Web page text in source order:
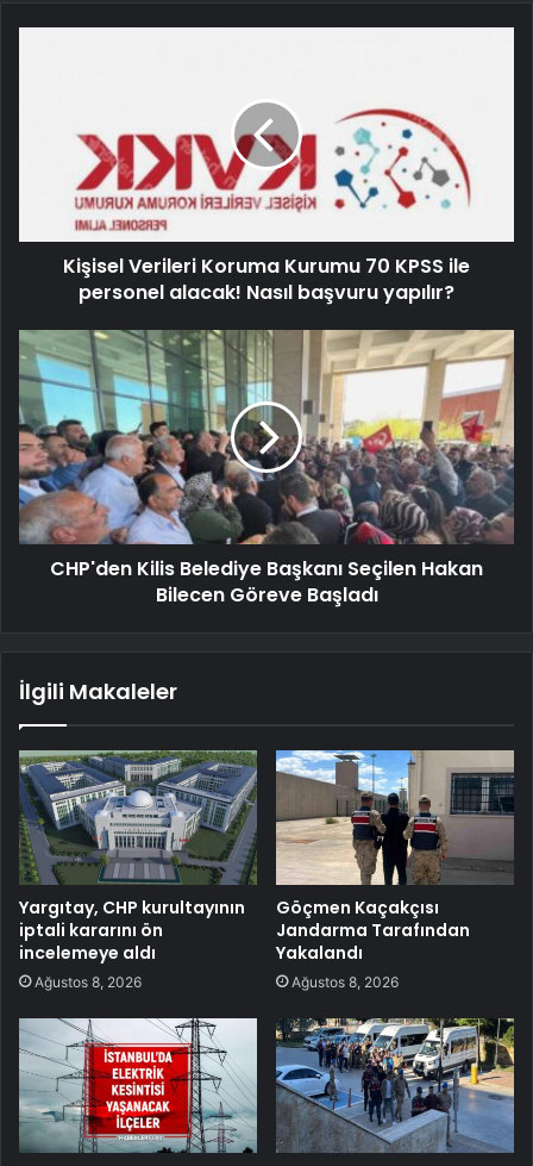
Kişisel Verileri Koruma Kurumu 70 KPSS ile
personel alacak! Nasıl başvuru yapılır?
CHP'den Kilis Belediye Başkanı Seçilen Hakan
Bilecen Göreve Başladı
İlgili Makaleler
Yargıtay, CHP kurultayının
iptali kararını ön
incelemeye aldı
Ağustos 8, 2026
Göçmen Kaçakçısı
Jandarma Tarafından
Yakalandı
Ağustos 8, 2026